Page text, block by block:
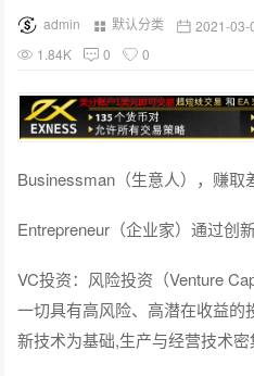
admin 默认分类
2021-03-
1.84K
0 0
Businessman（生意人），赚取
Entrepreneur（企业家）通过创
VC投资：风险投资（Venture
一切具有高风险、高潜在收益的
新技术为基础,生产与经营技术密